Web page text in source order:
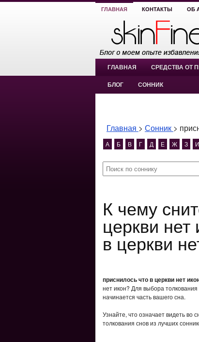
ГЛАВНАЯ КОНТАКТЫ ОБ
ГЛАВНАЯ СРЕДСТВА ОТ
БЛОГ СОННИК
Главная > Сонник >
А Б В Г Д Е Ж З И
К чему снится приснилось что в
церкви нет
в церкви
приснилось что в церкви нет
нет икон? Для выбора
начинается часть вашего сна.
Узнайте, что означает видеть во
толкования снов из лучших